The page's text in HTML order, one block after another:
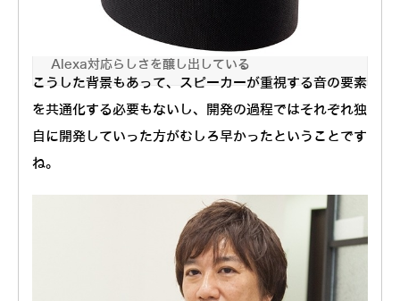
「Onkyo P3」は青いリング状のLEDがAmazon
Alexa対応らしさを醸し出している
こうした背景もあって、スピーカーが重視する音の要素
を共通化する必要もないし、開発の過程ではそれぞれ独
自に開発していった方がむしろ早かったということです
ね。